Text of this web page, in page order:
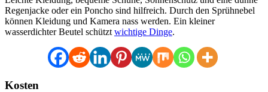
Regenjacke oder ein Poncho sind hilfreich. Durch den Sprühnebel
können Kleidung und Kamera nass werden. Ein kleiner
wasserdichter Beutel schützt wichtige Dinge.
Kosten